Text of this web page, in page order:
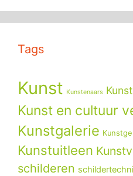
Tags
Kunst Kunstenaars
Kunst en cultuur
Kunstgalerie
Kunstuitleen
schilderen